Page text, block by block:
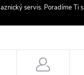
servis. Poradíme Ti